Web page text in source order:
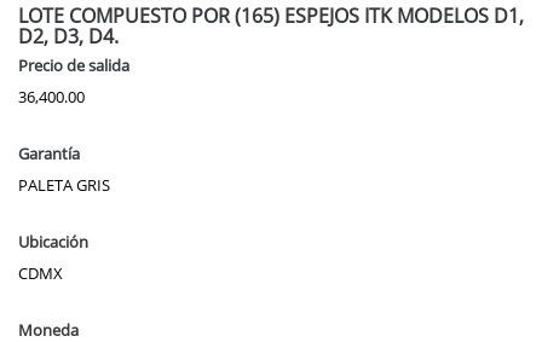
LOTE COMPUESTO POR (165) ESPEJOS ITK MODELOS D1,
D2, D3, D4.
Precio de salida
36,400.00
Garantía
PALETA GRIS
Ubicación
CDMX
Moneda